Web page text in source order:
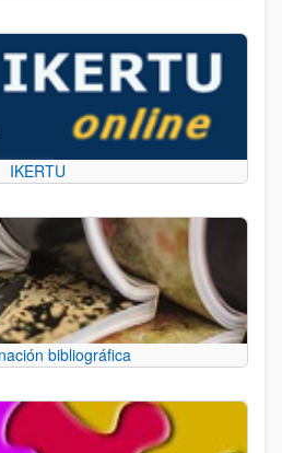
IKERTU
bibliográfica